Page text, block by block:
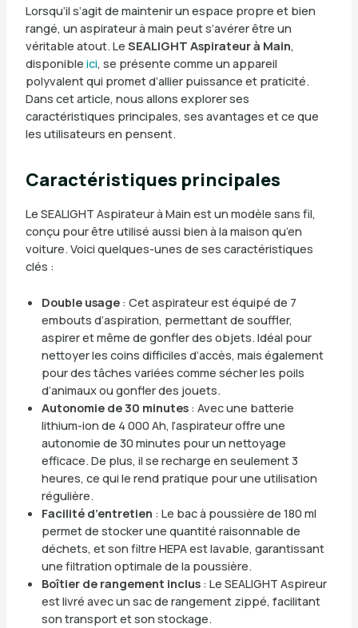
Lorsqu’il s’agit de maintenir un espace propre et bien
rangé, un aspirateur à main peut s’avérer être un
véritable atout. Le SEALIGHT Aspirateur à Main,
disponible ici, se présente comme un appareil
polyvalent qui promet d’allier puissance et praticité.
Dans cet article, nous allons explorer ses
caractéristiques principales, ses avantages et ce que
les utilisateurs en pensent.
Caractéristiques principales
Le SEALIGHT Aspirateur à Main est un modèle sans fil,
conçu pour être utilisé aussi bien à la maison qu’en
voiture. Voici quelques-unes de ses caractéristiques
clés :
Double usage: Cet aspirateur est équipé de 7
embouts d’aspiration, permettant de souffler,
aspirer et même de gonfler des objets. Idéal pour
nettoyer les coins difficiles d’accès, mais également
pour des tâches variées comme sécher les poils
d’animaux ou gonfler des jouets.
Autonomie de 30 minutes: Avec une batterie
lithium-ion de 4 000 Ah, l’aspirateur offre une
autonomie de 30 minutes pour un nettoyage
efficace. De plus, il se recharge en seulement 3
heures, ce qui le rend pratique pour une utilisation
régulière.
Facilité d’entretien : Le bac à poussière de 180 ml
permet de stocker une quantité raisonnable de
déchets, et son filtre HEPA est lavable, garantissant
une filtration optimale de la poussière.
Boîtier de rangement inclus: Le SEALIGHT Aspireur
est livré avec un sac de rangement zippé, facilitant
son transport et son stockage.